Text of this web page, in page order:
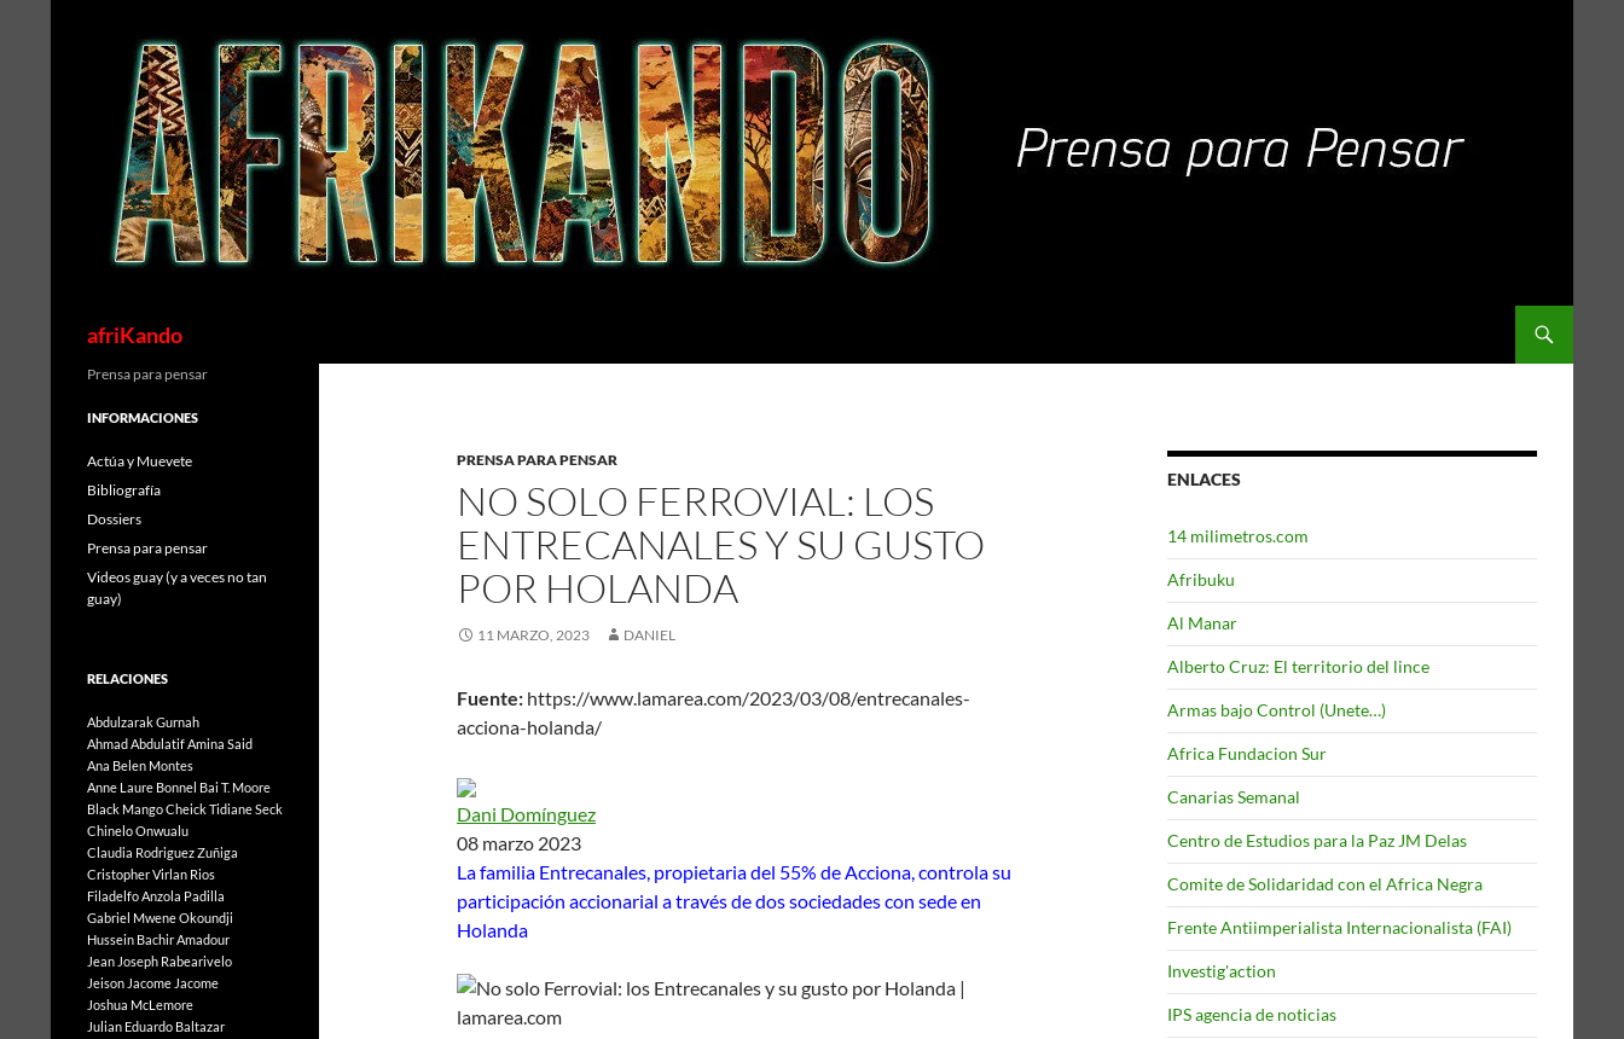
afriKando
PRENSA PARA PENSAR
NO SOLO FERROVIAL: LOS
ENTRECANALES Y SU GUSTO
POR HOLANDA
11 MARZO, 2023 DANIEL
Fuente: https://www.lamarea.com/2023/03/08/entrecanales-
acciona-holanda/
Dani Domínguez
08 marzo 2023
La familia Entrecanales, propietaria del 55% de Acciona, controla su
participación accionarial a través de dos sociedades con sede en
Holanda
ENLACES
14 milimetros.com
Afribuku
Al Manar
Alberto Cruz: El territorio del lince
Armas bajo Control (Unete…)
Africa Fundacion Sur
Canarias Semanal
Centro de Estudios para la Paz JM Delas
Comite de Solidaridad con el Africa Negra
Frente Antiimperialista Internacionalista (FAI)
Investig'action
IPS agencia de noticias
Prensa para pensar
INFORMACIONES
Actúa y Muevete
Bibliografía
Dossiers
Prensa para pensar
Videos guay (y a veces no tan
guay)
RELACIONES
Abdulzarak Gurnah
Ahmad AbdulatifAmina Said
Ana Belen Montes
Anne Laure Bonnel Bai T. Moore
Black MangoCheick Tidiane Seck
Chinelo Onwualu
Claudia Rodriguez Zuñiga
Cristopher Virlan Rios
Filadelfo Anzola Padilla
Gabriel Mwene Okoundji
Hussein Bachir Amadour
Jean Joseph Rabearivelo
Jeison Jacome Jacome
Joshua McLemore
Julian Eduardo Baltazar